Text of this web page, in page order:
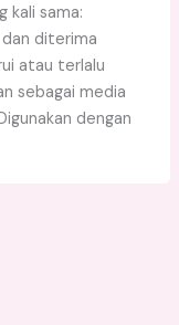
kali sama:
diterima
atau terlalu
sebagai media
dengan